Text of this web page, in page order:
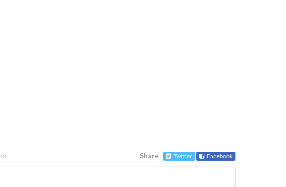
Share Twitter Facebook